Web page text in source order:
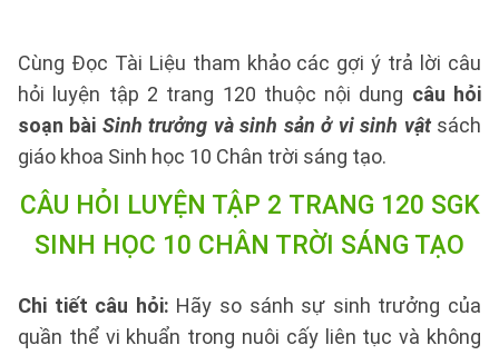
Cùng Đọc Tài Liệu tham khảo các gợi ý trả lời câu
hỏi luyện tập 2 trang 120 thuộc nội dung câu hỏi
soạn bài Sinh trưởng và sinh sản ở vi sinh vật sách
giáo khoa Sinh học 10 Chân trời sáng tạo.
CÂU HỎI LUYỆN TẬP 2 TRANG 120 SGK
SINH HỌC 10 CHÂN TRỜI SÁNG TẠO
Chi tiết câu hỏi: Hãy so sánh sự sinh trưởng của
quần thể vi khuẩn trong nuôi cấy liên tục và không